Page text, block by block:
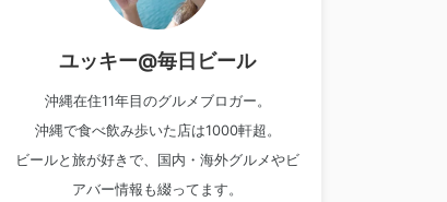
ユッキー@毎日ビール
沖縄在住11年目のグルメブロガー。
沖縄で食べ飲み歩いた店は1000軒超。
ビールと旅が好きで、国内・海外グルメやビ
アバー情報も綴ってます。